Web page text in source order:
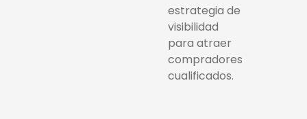
estrategia de
visibilidad
para atraer
compradores
cualificados.